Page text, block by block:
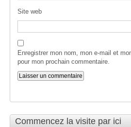
Site web
Enregistrer mon nom, mon e-mail et
pour mon prochain commentaire.
Commencez la visite par ici